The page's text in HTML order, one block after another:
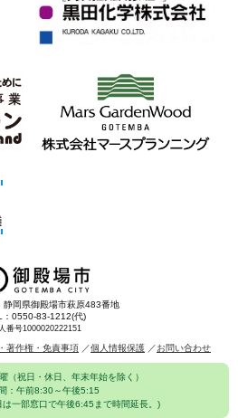
岡県御殿場市萩原483番地
：0550-83-1212(代)
番号1000020222151
著作権・免責事項 個人情報保護 お問い合わせ
（祝日・休日、年末年始を除く）
：午前8:30～午後5:15
は一部窓口で午後6:45まで時間延長。)